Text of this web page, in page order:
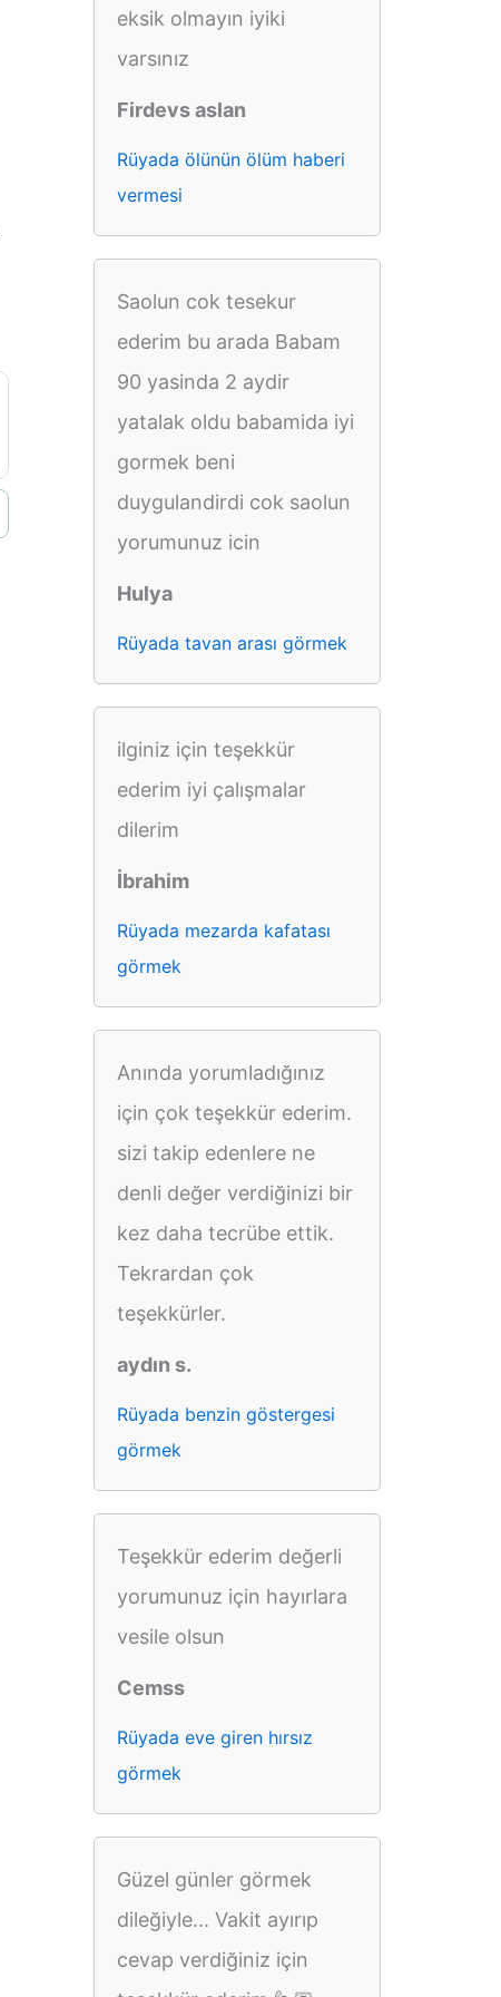
eksik olmayın iyiki
varsınız
Firdevs aslan
Rüyada ölünün ölüm haberi
vermesi
Saolun cok tesekur
ederim bu arada Babam
90 yasinda 2 aydir
yatalak oldu babamida iyi
gormek beni
duygulandirdi cok saolun
yorumunuz icin
Hulya
Rüyada tavan arası görmek
ilginiz için teşekkür
ederim iyi çalışmalar
dilerim
İbrahim
Rüyada mezarda kafatası
görmek
Anında yorumladığınız
için çok teşekkür ederim.
sizi takip edenlere ne
denli değer verdiğinizi bir
kez daha tecrübe ettik.
Tekrardan çok
teşekkürler.
aydın s.
Rüyada benzin göstergesi
görmek
Teşekkür ederim değerli
yorumunuz için hayırlara
vesile olsun
Cemss
Rüyada eve giren hırsız
görmek
Güzel günler görmek
dileğiyle... Vakit ayırıp
cevap verdiğiniz için